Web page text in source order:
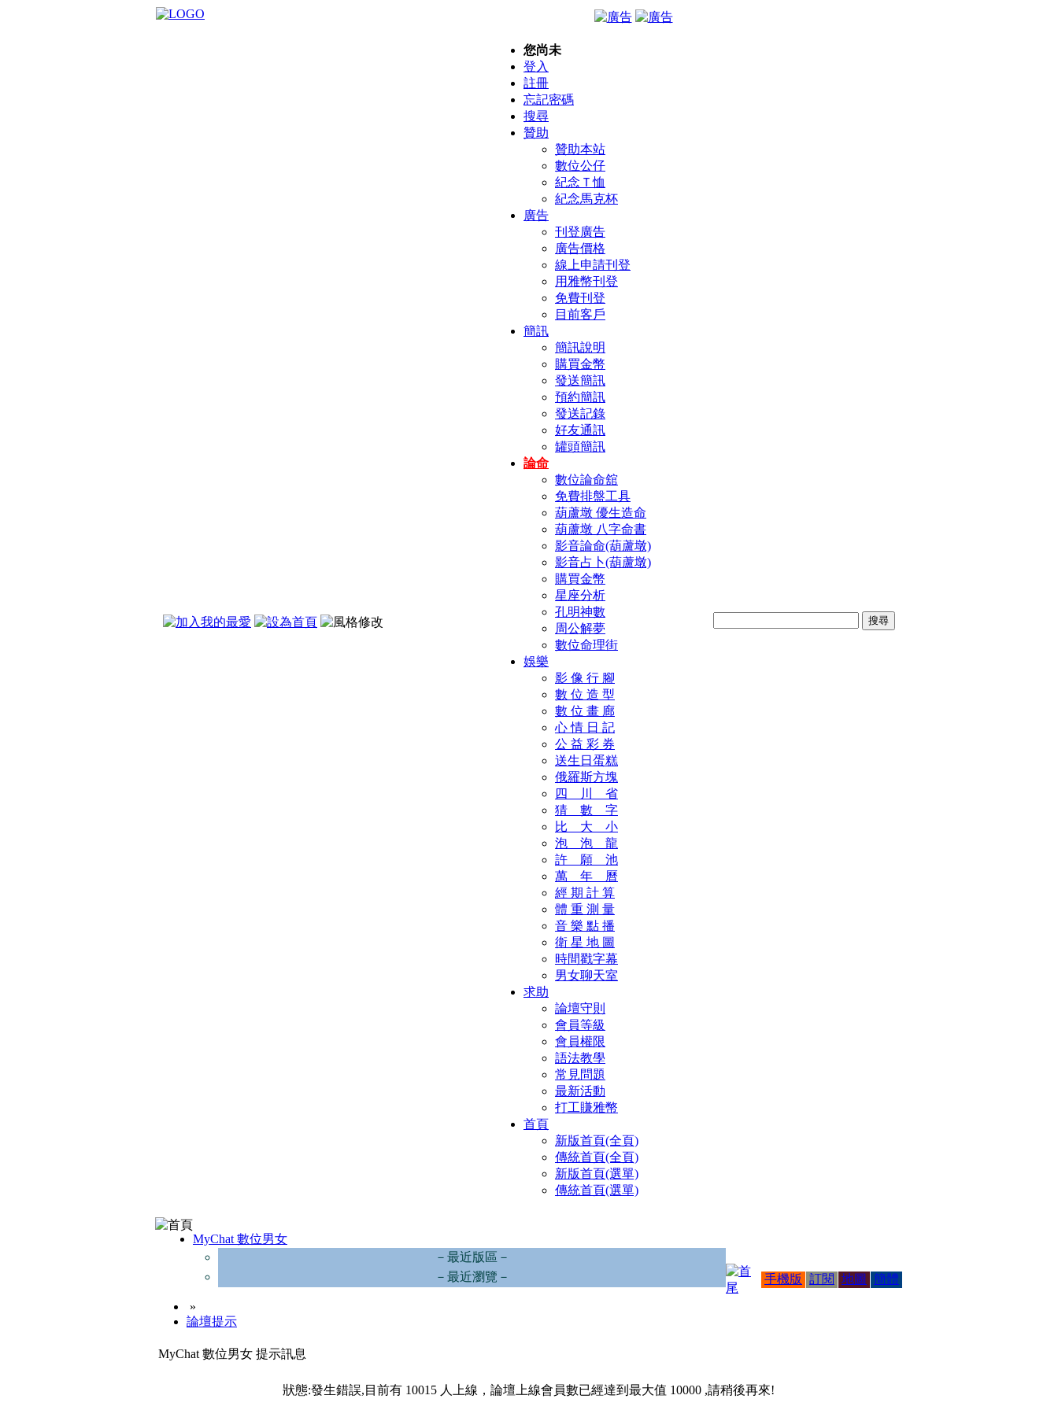
您尚未
登入
註冊
忘記密碼
搜尋
贊助
贊助本站
數位公仔
紀念Ｔ恤
紀念馬克杯
廣告
刊登廣告
廣告價格
線上申請刊登
用雅幣刊登
免費刊登
目前客戶
簡訊
簡訊說明
購買金幣
發送簡訊
預約簡訊
發送記錄
好友通訊
罐頭簡訊
論命
數位論命舘
免費排盤工具
葫蘆墩 優生造命
葫蘆墩 八字命書
影音論命(葫蘆墩)
影音占卜(葫蘆墩)
購買金幣
星座分析
孔明神數
周公解夢
數位命理街
娛樂
影 像 行 腳
數 位 造 型
數 位 畫 廊
心 情 日 記
公 益 彩 券
送生日蛋糕
俄羅斯方塊
四 川 省
猜 數 字
比 大 小
泡 泡 龍
許 願 池
萬 年 曆
經 期 計 算
體 重 測 量
音 樂 點 播
衛 星 地 圖
時間戳字幕
男女聊天室
求助
論壇守則
會員等級
會員權限
語法教學
常見問題
最新活動
打工賺雅幣
首頁
新版首頁(全頁)
傳統首頁(全頁)
新版首頁(選單)
傳統首頁(選單)
MyChat 數位男女
－最近版區－
－最近瀏覽－
»
論壇提示
手機版 訂閱 地圖 簡體
MyChat 數位男女 提示訊息
狀態:發生錯誤,目前有 10015 人上線，論壇上線會員數已經達到最大值 10000 ,請稍後再來!